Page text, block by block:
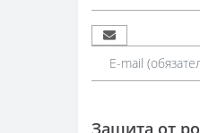
Защита от